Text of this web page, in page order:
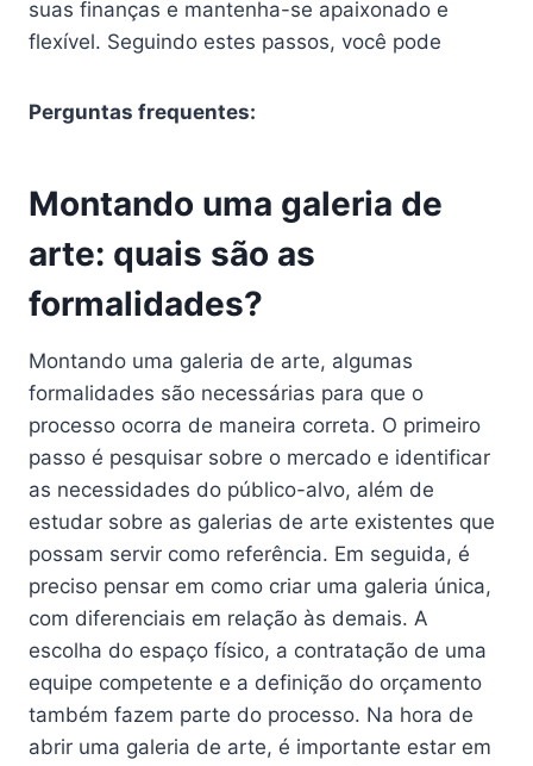
suas finanças e mantenha-se apaixonado e
flexível. Seguindo estes passos, você pode
Perguntas frequentes:
Montando uma galeria de
arte: quais são as
formalidades?
Montando uma galeria de arte, algumas
formalidades são necessárias para que o
processo ocorra de maneira correta. O primeiro
passo é pesquisar sobre o mercado e identificar
as necessidades do público-alvo, além de
estudar sobre as galerias de arte existentes que
possam servir como referência. Em seguida, é
preciso pensar em como criar uma galeria única,
com diferenciais em relação às demais. A
escolha do espaço físico, a contratação de uma
equipe competente e a definição do orçamento
também fazem parte do processo. Na hora de
abrir uma galeria de arte, é importante estar em